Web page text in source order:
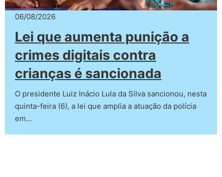
06/08/2026
Lei que aumenta punição a
crimes digitais contra
crianças é sancionada
O presidente Luiz Inácio Lula da Silva sancionou, nesta
quinta-feira (6), a lei que amplia a atuação da polícia
em…